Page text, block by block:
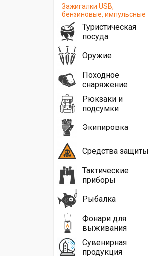
Зажигалки USB,
бензиновые, импульсные
Туристическая
посуда
Оружие
Походное
снаряжение
Рюкзаки и
подсумки
Экипировка
Средства защиты
Тактические
приборы
Рыбалка
Фонари для
выживания
Сувенирная
продукция